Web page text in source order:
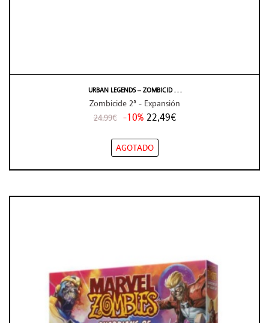
URBAN LEGENDS – ZOMBICID . . .
Zombicide 2ª - Expansión
24,99€ -10% 22,49€
AGOTADO